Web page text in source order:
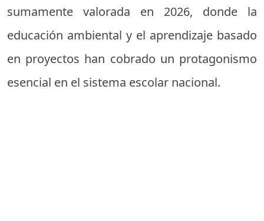
sumamente valorada en 2026, donde la
educación ambiental y el aprendizaje basado
en proyectos han cobrado un protagonismo
esencial en el sistema escolar nacional.